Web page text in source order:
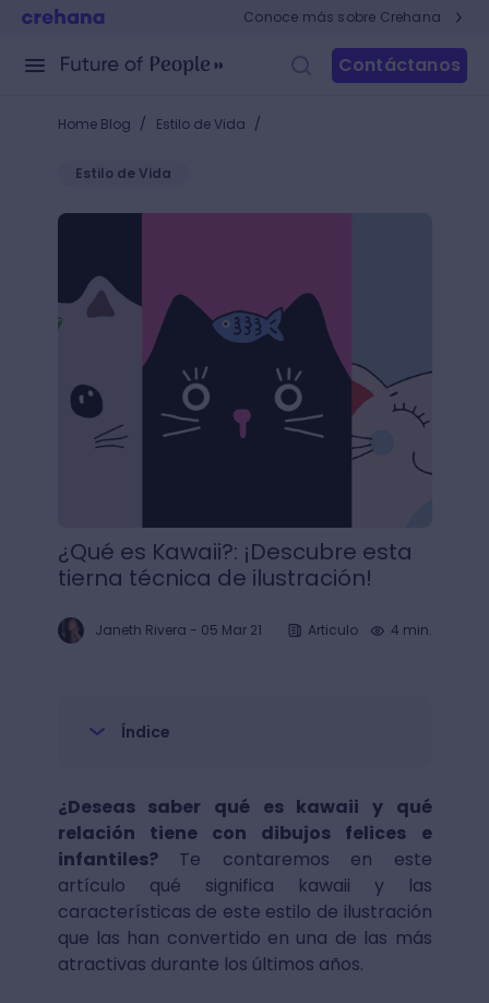
Conoce más sobre Crehana
Contáctanos
Home Blog / Estilo de Vida /
Estilo de Vida
¿Qué es Kawaii?: ¡Descubre esta tierna técnica de
¿Qué es Kawaii?: ¡Descubre esta
tierna técnica de ilustración!
Janeth Rivera - 05 Mar 21 Articulo 4 min.
Índice
¿Deseas saber qué es kawaii y qué
relación tiene con dibujos felices e
infantiles?Te contaremos en este
artículo qué significa kawaii y las
características de este estilo de ilustración
que las han convertido en una de las más
atractivas durante los últimos años.